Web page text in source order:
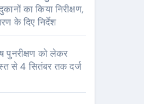
का किया निरीक्षण,
के दिए निर्देश
पुनरीक्षण को लेकर
से 4 सितंबर तक दर्ज